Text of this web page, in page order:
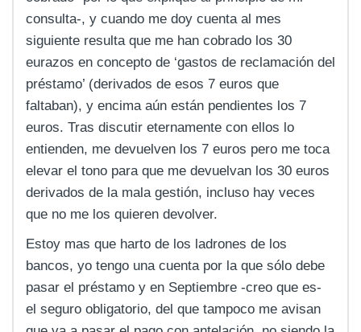
consulta-, y cuando me doy cuenta al mes
siguiente resulta que me han cobrado los 30
eurazos en concepto de ‘gastos de reclamación del
préstamo’ (derivados de esos 7 euros que
faltaban), y encima aún están pendientes los 7
euros. Tras discutir eternamente con ellos lo
entienden, me devuelven los 7 euros pero me toca
elevar el tono para que me devuelvan los 30 euros
derivados de la mala gestión, incluso hay veces
que no me los quieren devolver.
Estoy mas que harto de los ladrones de los
bancos, yo tengo una cuenta por la que sólo debe
pasar el préstamo y en Septiembre -creo que es-
el seguro obligatorio, del que tampoco me avisan